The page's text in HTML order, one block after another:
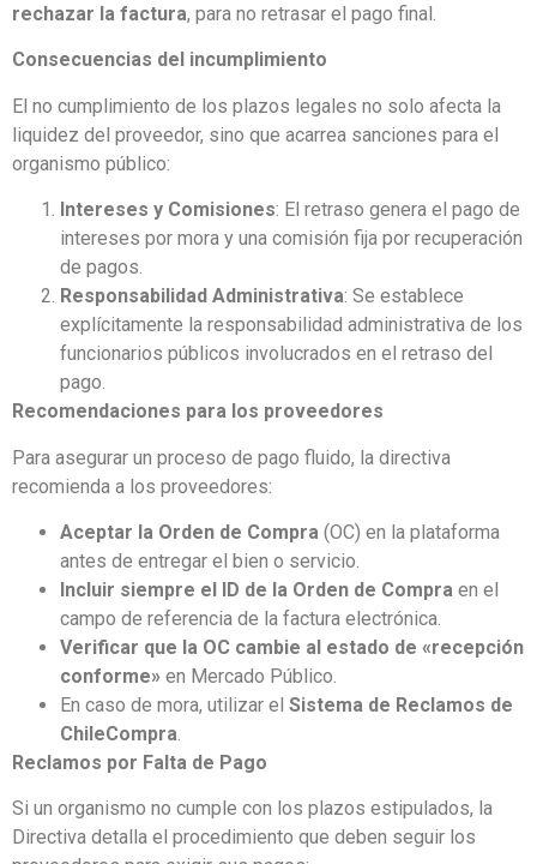
rechazar la factura, para no retrasar el pago final.
Consecuencias del incumplimiento
El no cumplimiento de los plazos legales no solo afecta la
liquidez del proveedor, sino que acarrea sanciones para el
organismo público:
Intereses y Comisiones: El retraso genera el pago de
intereses por mora y una comisión fija por recuperación
de pagos.
Responsabilidad Administrativa: Se establece
explícitamente la responsabilidad administrativa de los
funcionarios públicos involucrados en el retraso del
pago.
Recomendaciones para los proveedores
Para asegurar un proceso de pago fluido, la directiva
recomienda a los proveedores:
Aceptar la Orden de Compra (OC) en la plataforma
antes de entregar el bien o servicio.
Incluir siempre el ID de la Orden de Compra en el
campo de referencia de la factura electrónica.
Verificar que la OC cambie al estado de «recepción
conforme» en Mercado Público.
En caso de mora, utilizar el Sistema de Reclamos de
ChileCompra.
Reclamos por Falta de Pago
Si un organismo no cumple con los plazos estipulados, la
Directiva detalla el procedimiento que deben seguir los